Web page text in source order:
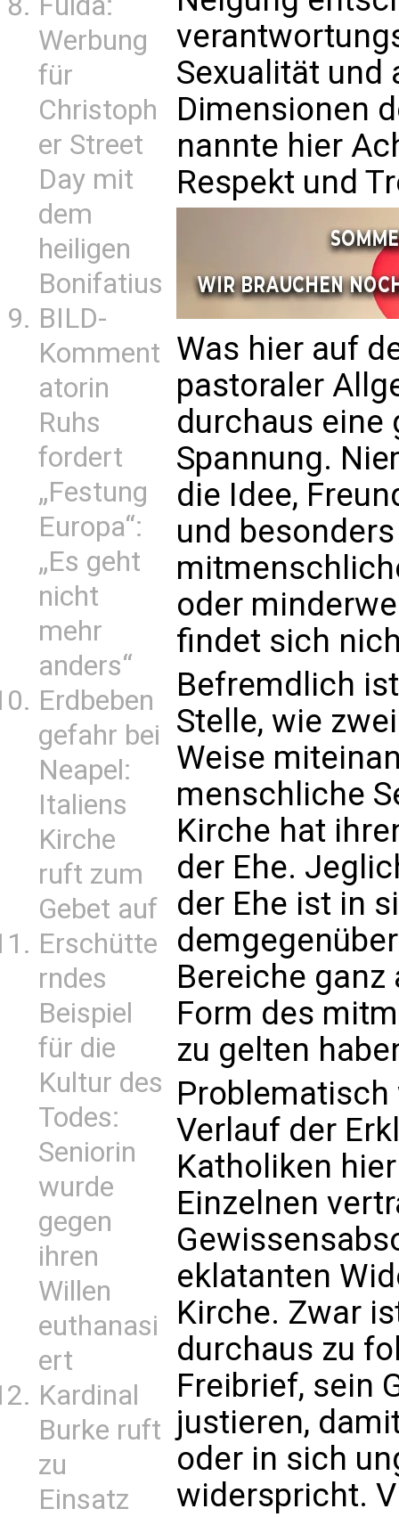
Werbung
für
Christoph
er Street
Day mit
dem
heiligen
Bonifatius
BILD-
Komment
atorin
Ruhs
fordert
„Festung
Europa“:
„Es geht
nicht
mehr
anders“
Erdbeben
gefahr bei
Neapel:
Italiens
Kirche
ruft zum
Gebet auf
Erschütte
rndes
Beispiel
für die
Kultur des
Todes:
Seniorin
wurde
gegen
ihren
Willen
euthanasi
ert
Kardinal
Burke ruft
zu
Einsatz
Sexualität und
Dimensionen
nannte hier
Respekt und
Was hier auf
pastoraler
durchaus eine
Spannung.
die Idee,
und
oder
findet sich
Befremdlich
Stelle, wie
Weise
menschliche
Kirche hat
der Ehe.
der Ehe ist in
Bereiche
Form des
zu gelten
Verlauf der
Katholiken
Einzelnen
eklatanten
Kirche. Zwar
durchaus zu
Freibrief, sein
justieren,
oder in sich
widerspricht.